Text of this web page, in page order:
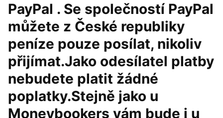
PayPal . Se společností PayPal
můžete z České republiky
peníze pouze posílat, nikoliv
přijímat.Jako odesílatel platby
nebudete platit žádné
poplatky.Stejně jako u
Moneybookers vám bude i u